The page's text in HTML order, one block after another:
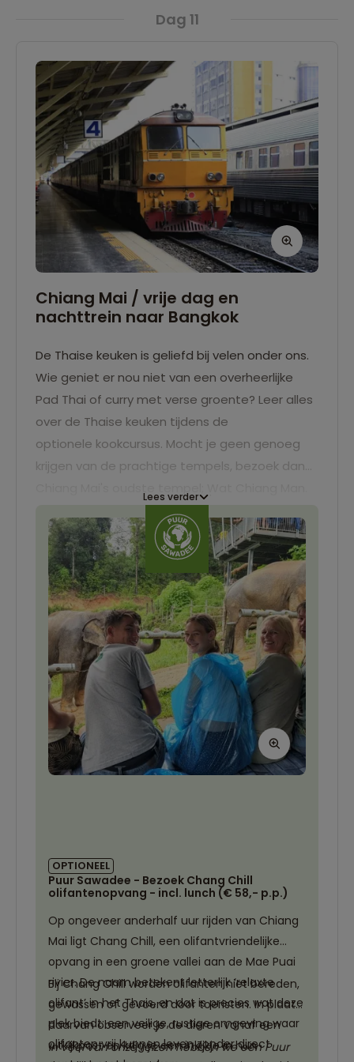
Dag 11
Chiang Mai / vrije dag en
nachttrein naar Bangkok
De Thaise keuken is geliefd bij velen onder ons.
Wie geniet er nou niet van een overheerlijke
Pad Thai of curry met verse groente? Leer alles
over de Thaise keuken tijdens de
optionele kookcursus. Mocht je geen genoeg
krijgen van de prachtige tempels, bezoek dan
Of boek een excursie naar het Thai Elephant
Care Center. Aan het eind van de dag gaan we
naar het treinstation van Chiang Mai om de
nachttrein naar Bangkok te pakken. In de trein
hebben we gereserveerde slaapplaatsen.
Lees verder
OPTIONEEL
Puur Sawadee - Bezoek Chang Chill
olifantenopvang - incl. lunch (€ 58,- p.p.)
Op ongeveer anderhalf uur rijden van Chiang
Mai ligt Chang Chill, een olifantvriendelijke
opvang in een groene vallei aan de Mae Puai
rivier. De naam betekent letterlijk ‘relaxte
olifant’ in het Thais, en dat is precies wat deze
plek biedt: een veilige, rustige omgeving waar
olifanten vrij kunnen leven zonder direct
Bij Chang Chill worden olifanten niet bereden,
gewassen of gevoerd door toeristen. In plaats
daarvan observeer je de dieren vanaf een
uitkijkpost en krijg je een inkijkje in hun
In veel van onze reizen hebben we een Puur